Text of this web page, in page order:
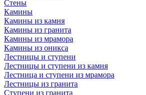
Стены
Камины
Камины из камня
Камины из гранита
Камины из мрамора
Камины из оникса
Лестницы и ступени
Лестницы и ступени из камня
Лестница и ступени из мрамора
Лестницы из гранита
Ступени из гранита